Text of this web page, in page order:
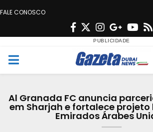
FALE CONOSCO
F
c
e
o
o
T
w
i
t
e
r
n
s
t
g
r
G
o
o
g
e
Y
t
b
e
M
n
Al Granada FC anuncia
em Sharjah e fortalece projeto
Emirados Árabes